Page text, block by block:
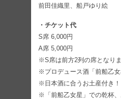
前田佳織里、船戸ゆり絵
・チケット代
S席 6,000円
A席 5,000円
※S席は前方2列の席となりま
※プロデュース酒「前船乙女
※日本酒に合うお土産付き！
※「前船乙女星」での乾杯